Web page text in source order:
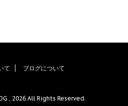
て ブログについて
, 2026 All Rights Reserved.